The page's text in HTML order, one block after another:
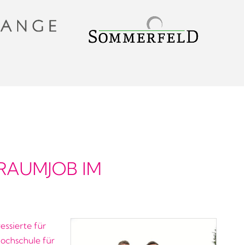
IM
für
für